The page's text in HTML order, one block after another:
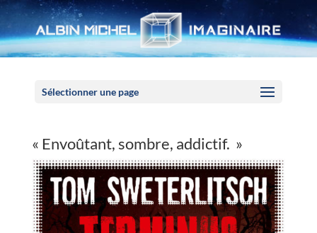
Sélectionner une page
« Envoûtant, sombre, addictif. »
Panneau de gestion des cookies